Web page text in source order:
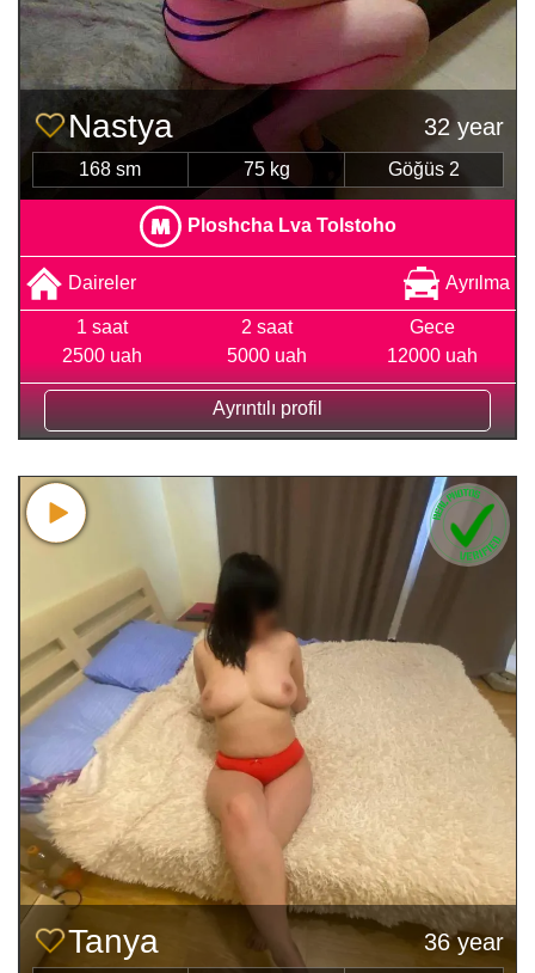
Nastya 32 year
168 sm 75 kg Göğüs 2
Ploshcha Lva Tolstoho
Daireler Ayrılma
1 saat
2500 uah
2 saat
5000 uah
Gece
12000 uah
Ayrıntılı profil
Tanya 36 year